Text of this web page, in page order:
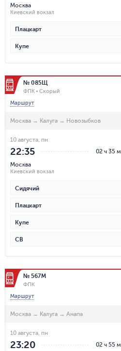
Москва
Киевский вокзал
Плацкарт
Купе
№ 085Щ
ФПК
Скорый
Маршрут
Москва → Калуга → Новозыбков
02 ч 35 м
10 августа, пн
22:35
Москва
Киевский вокзал
Сидячий
Плацкарт
Купе
СВ
№ 567М
ФПК
Маршрут
Москва → Калуга → Анапа
02 ч 55 м
10 августа, пн
23:20